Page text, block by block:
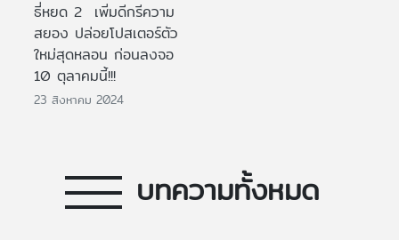
ธี่หยด 2 เพิ่มดีกรีความ
สยอง ปล่อยโปสเตอร์ตัว
ใหม่สุดหลอน ก่อนลงจอ
10 ตุลาคมนี้!!!
23 สิงหาคม 2024
บทความทั้งหมด